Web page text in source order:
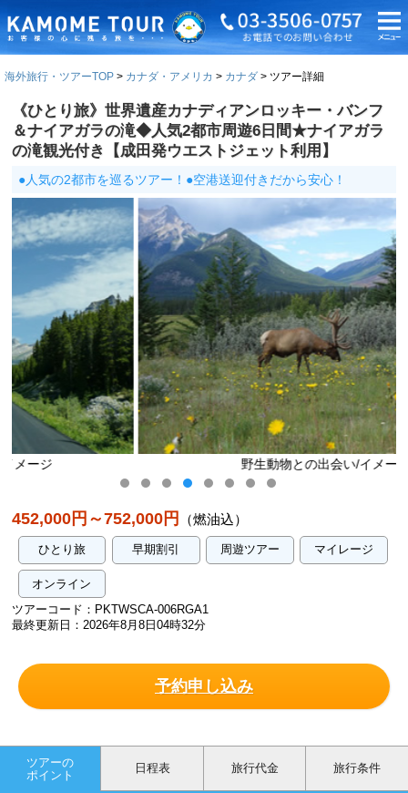
海外旅行・ツアーTOP カナダ・アメリカ カナダ ツアー詳細
《ひとり旅》世界遺産カナディアンロッキー・バンフ
＆ナイアガラの滝◆人気2都市周遊6日間★ナイアガラ
の滝観光付き【成田発ウエストジェット利用】
●人気の2都市を巡るツアー！●空港送迎付きだから安心！
野生動物との出会い/イメージ
452,000円～752,000円 （燃油込）
ひとり旅 早期割引 周遊ツアー マイレージ
オンライン
ツアーコード：PKTWSCA-006RGA1
最終更新日：2026年8月8日04時32分
予約申し込み
ツアーの
ポイント
日程表 旅行代金 旅行条件